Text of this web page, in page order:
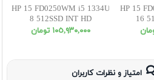
HP 15 FD0250WM i5 1334U
8 512SSD INT HD
١٠٥,٩٣٠,٠٠٠ تومان
HP 15
16
امتیاز و نظرات کاربران